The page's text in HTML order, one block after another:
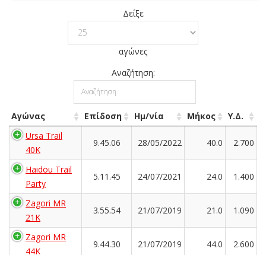
Δείξε
αγώνες
Αναζήτηση:
Αγώνας Επίδοση Ημ/νία Μήκος
Υ.Δ.
Ursa Trail
40K
9.45.06 28/05/2022 40.0 2.700
Haidou Trail
Party
5.11.45 24/07/2021 24.0 1.400
Zagori MR
21K
3.55.54 21/07/2019 21.0 1.090
Zagori MR
44K
9.44.30 21/07/2019 44.0 2.600